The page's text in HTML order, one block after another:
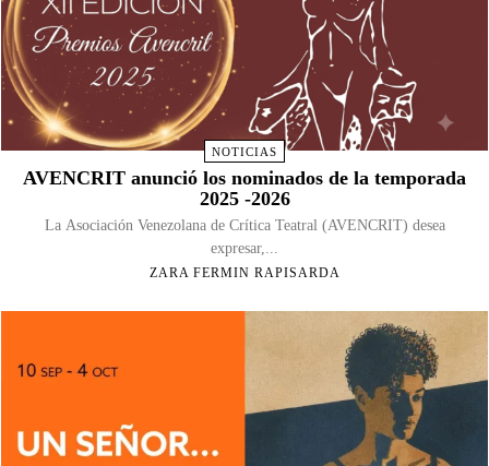
NOTICIAS
AVENCRIT anunció los nominados de la temporada
2025 -2026
La Asociación Venezolana de Crítica Teatral (AVENCRIT) desea
expresar,...
ZARA FERMIN RAPISARDA